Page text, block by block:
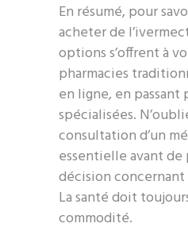
En résumé, pour
acheter de
options s’offrent à
pharmacies
en ligne, en passant
spécialisées.
consultation d’un
essentielle avant
décision
La santé doit
commodité.